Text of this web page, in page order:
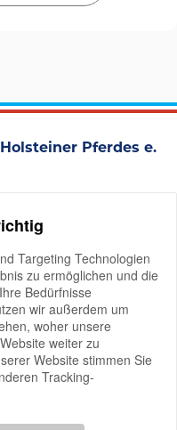
Pferdes e.
Login
Targeting Technologien
zu ermöglichen und die
Bedürfnisse
wir außerdem um
woher unsere
weiter zu
Website stimmen Sie
Tracking-